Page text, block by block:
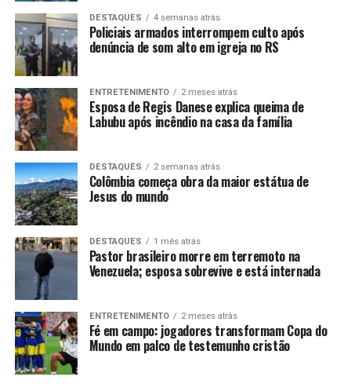
DESTAQUES 4 semanas atrás
Policiais armados interrompem culto após
denúncia de som alto em igreja no RS
ENTRETENIMENTO 2 meses atrás
Esposa de Regis Danese explica queima de
Labubu após incêndio na casa da família
DESTAQUES 2 semanas atrás
Colômbia começa obra da maior estátua de
Jesus do mundo
DESTAQUES 1 mês atrás
Pastor brasileiro morre em terremoto na
Venezuela; esposa sobrevive e está internada
ENTRETENIMENTO 2 meses atrás
Fé em campo: jogadores transformam Copa do
Mundo em palco de testemunho cristão